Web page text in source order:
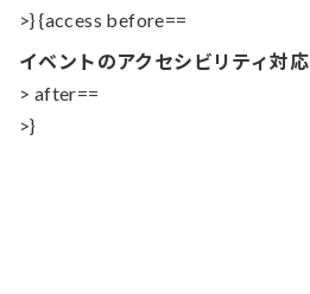
>} {access before==
イベントのアクセシビリティ対応
> after==
>}